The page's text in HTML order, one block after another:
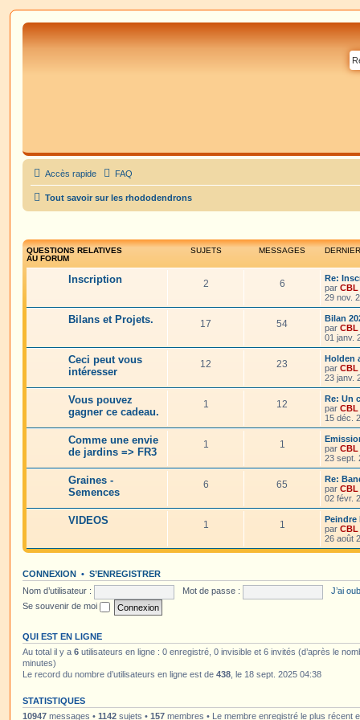
Accès rapide FAQ
Tout savoir sur les rhododendrons
QUESTIONS RELATIVES
AU FORUM
SUJETS MESSAGES
Inscription 2 6
Re:
par CBL
29 nov.
Bilans et Projets. 17 54
Bilan
par CBL
01 janv.
Ceci peut vous
intéresser
12 23
Holden
par CBL
23 janv.
Vous pouvez
gagner ce cadeau.
1 12
Re: Un
par CBL
15 déc.
Comme une envie
de jardins => FR3
1 1
par CBL
23 sept.
Graines -
Semences
6 65
Re:
par CBL
02 févr.
VIDEOS 1 1
Peindre
par CBL
26 août
CONNEXION • S’ENREGISTRER
Nom d’utilisateur :
Mot de passe :
J’ai
Se souvenir de moi
QUI EST EN LIGNE
Au total il y a 6 utilisateurs en ligne : 0 enregistré, 0 invisible et 6 invités (d’après le
minutes)
Le record du nombre d’utilisateurs en ligne est de 438 , le 18 sept. 2025 04:38
STATISTIQUES
10947 messages • 1142 sujets • 157 membres • Le membre enregistré le plus récent